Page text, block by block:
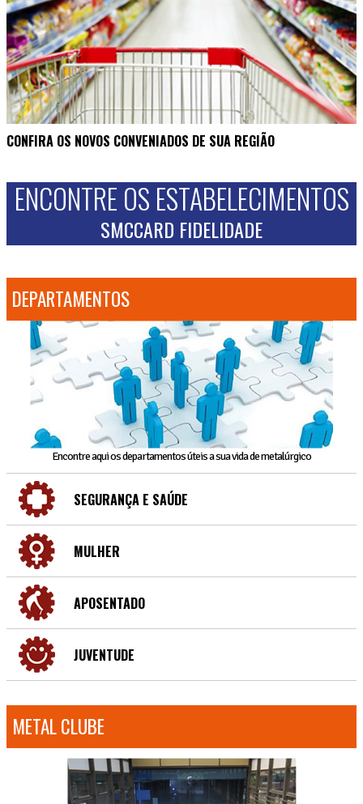
CONFIRA OS NOVOS CONVENIADOS DE SUA REGIÃO
ENCONTRE OS ESTABELECIMENTOS
SMCCARD FIDELIDADE
DEPARTAMENTOS
Encontre aqui os departamentos úteis a sua vida de metalúrgico
SEGURANÇA E SAÚDE
MULHER
APOSENTADO
JUVENTUDE
METAL CLUBE